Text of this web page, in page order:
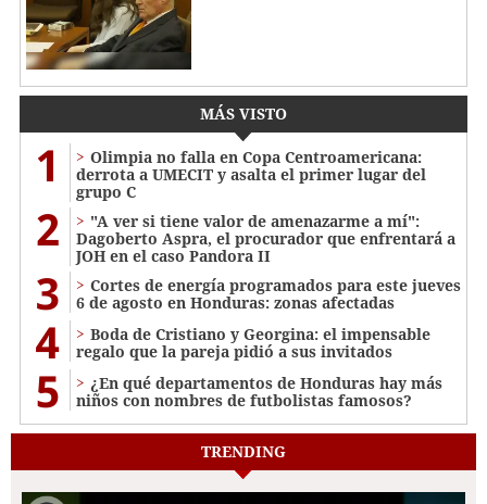
MÁS VISTO
1
Olimpia no falla en Copa Centroamericana:
derrota a UMECIT y asalta el primer lugar del
grupo C
2
"A ver si tiene valor de amenazarme a mí":
Dagoberto Aspra, el procurador que enfrentará a
JOH en el caso Pandora II
3
Cortes de energía programados para este jueves
6 de agosto en Honduras: zonas afectadas
4
Boda de Cristiano y Georgina: el impensable
regalo que la pareja pidió a sus invitados
5
¿En qué departamentos de Honduras hay más
niños con nombres de futbolistas famosos?
TRENDING